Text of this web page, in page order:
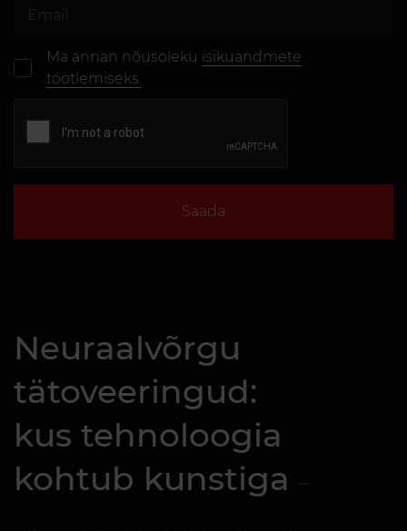
Ma annan nõusoleku isikuandmete
töötlemiseks.
Saada
Neuraalvõrgu
tätoveeringud:
kus tehnoloogia
kohtub kunstiga